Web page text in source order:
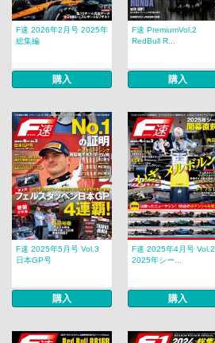
F速 2026年2月号 2025年
総集編
購入
F速 PremiumVol.2
RedBull R...
購入
F速 2025年5月号 Vol.3
日本GP号
購入
F速 2025年4月号 Vol.2
2025年シー...
購入